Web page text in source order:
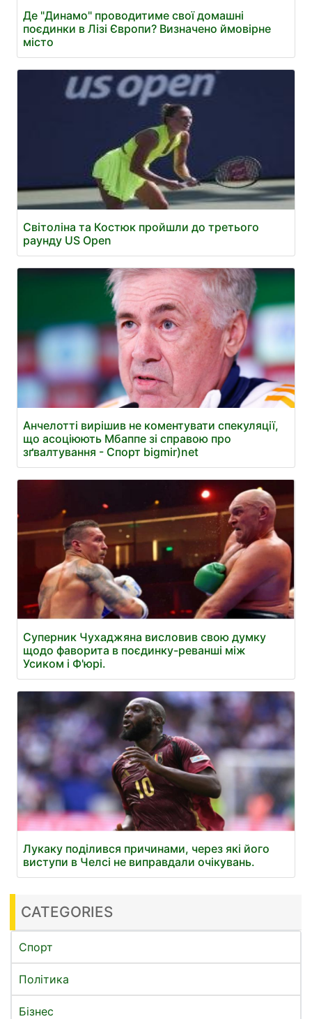
Де "Динамо" проводитиме свої домашні
поєдинки в Лізі Європи? Визначено ймовірне
місто
Світоліна та Костюк пройшли до третього
раунду US Open
Анчелотті вирішив не коментувати спекуляції,
що асоціюють Мбаппе зі справою про
зґвалтування - Спорт bigmir)net
Суперник Чухаджяна висловив свою думку
щодо фаворита в поєдинку-реванші між
Усиком і Ф'юрі.
Лукаку поділився причинами, через які його
виступи в Челсі не виправдали очікувань.
CATEGORIES
Спорт
Політика
Бізнес